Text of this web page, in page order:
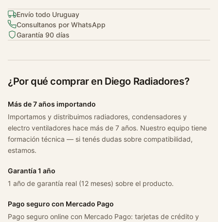
Envío todo Uruguay
Consultanos por WhatsApp
Garantía 90 días
¿Por qué comprar en Diego Radiadores?
Más de 7 años importando
Importamos y distribuimos radiadores, condensadores y
electro ventiladores hace más de 7 años. Nuestro equipo tiene
formación técnica — si tenés dudas sobre compatibilidad,
estamos.
Garantía 1 año
1 año de garantía real (12 meses) sobre el producto.
Pago seguro con Mercado Pago
Pago seguro online con Mercado Pago: tarjetas de crédito y